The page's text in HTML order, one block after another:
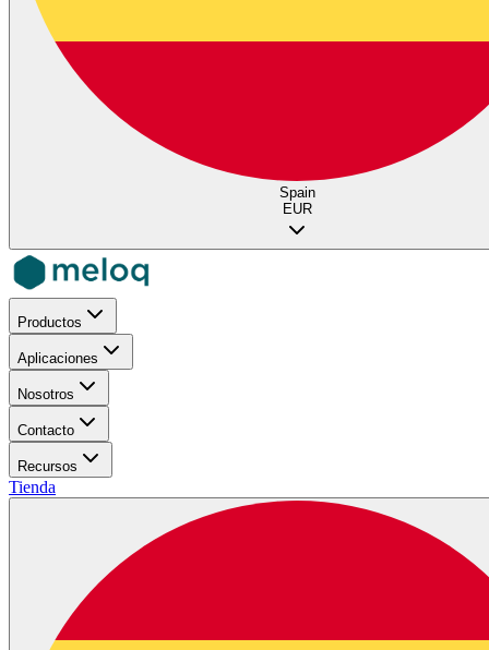
Spain
EUR
Productos
Aplicaciones
Nosotros
Contacto
Recursos
Tienda